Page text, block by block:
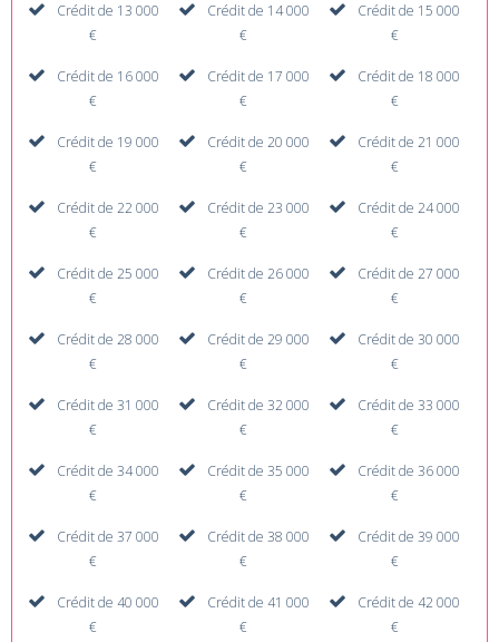
Crédit de 13 000
€
Crédit de 14 000
€
Crédit de 15 000
€
Crédit de 16 000
€
Crédit de 17 000
€
Crédit de 18 000
€
Crédit de 19 000
€
Crédit de 20 000
€
Crédit de 21 000
€
Crédit de 22 000
€
Crédit de 23 000
€
Crédit de 24 000
€
Crédit de 25 000
€
Crédit de 26 000
€
Crédit de 27 000
€
Crédit de 28 000
€
Crédit de 29 000
€
Crédit de 30 000
€
Crédit de 31 000
€
Crédit de 32 000
€
Crédit de 33 000
€
Crédit de 34 000
€
Crédit de 35 000
€
Crédit de 36 000
€
Crédit de 37 000
€
Crédit de 38 000
€
Crédit de 39 000
€
Crédit de 40 000
€
Crédit de 41 000
€
Crédit de 42 000
€